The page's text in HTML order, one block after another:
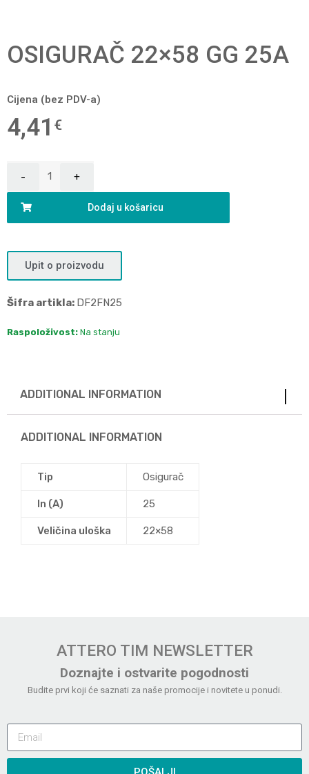
OSIGURAČ 22×58 GG 25A
Cijena (bez PDV-a)
4,41 €
Dodaj u košaricu
Upit o proizvodu
Šifra artikla: DF2FN25
Raspoloživost: Na stanju
ADDITIONAL INFORMATION
ADDITIONAL INFORMATION
Tip Osigurač
In (A) 25
Veličina uloška 22×58
ATTERO TIM NEWSLETTER
Doznajte i ostvarite pogodnosti
Budite prvi koji će saznati za naše promocije i novitete u ponudi.